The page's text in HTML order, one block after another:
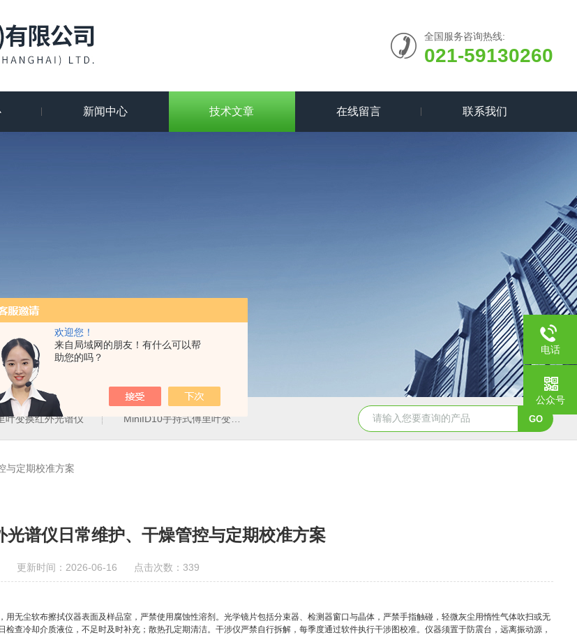
欢迎您！
来自局域网的朋友！有什么可以帮
助您的吗？
全国服务咨询热线:
021-59130260
新闻中心 技术文章 在线留言 联系我们
叶变换红外光谱仪 MiniID10手持式傅里叶变换红外光谱仪 FOLI30V真空型傅里叶变换红外光谱仪 TIGER-
与定期校准方案
光谱仪日常维护、干燥管控与定期校准方案
更新时间：2026-06-16 点击次数：339
尘软布擦拭仪器表面及样品室，严禁使用腐蚀性溶剂。光学镜片包括分束器、检测器窗口与晶体，严禁手指触碰，轻微灰尘用惰性气体吹扫或无
查冷却介质液位，不足时及时补充；散热孔定期清洁。干涉仪严禁自行拆解，每季度通过软件执行干涉图校准。仪器须置于防震台，远离振动源，
电话
公众号